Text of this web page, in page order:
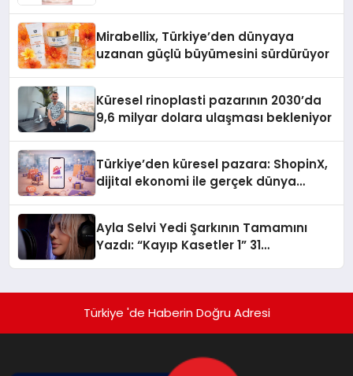
Mirabellix, Türkiye’den dünyaya
uzanan güçlü büyümesini sürdürüyor
Küresel rinoplasti pazarının 2030’da
9,6 milyar dolara ulaşması bekleniyor
Türkiye’den küresel pazara: ShopinX,
dijital ekonomi ile gerçek dünya
Ayla Selvi Yedi Şarkının Tamamını
Yazdı: “Kayıp Kasetler 1” 31
Türkiye 'de Haberin Doğru Adresi